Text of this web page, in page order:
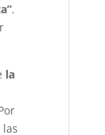
.
la